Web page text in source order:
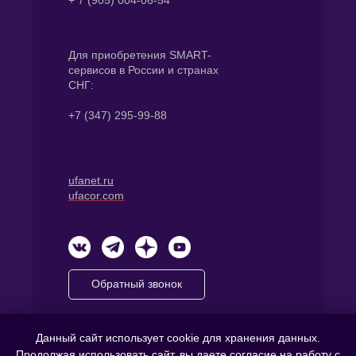
ИНН 0278109628
ufanet.ru
ufacor.com
Для приобретения SMART-
сервисов в России и странах
СНГ:
+7 (347) 295-99-88
Обратный звонок
Данный сайт использует cookie для хранения данных.